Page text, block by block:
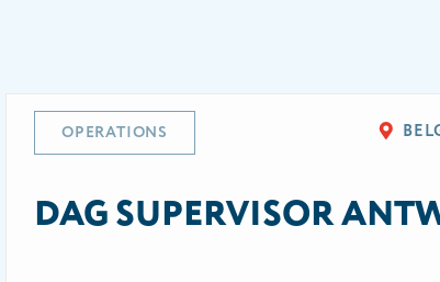
OPERATIONS
DAG SUPERVISOR